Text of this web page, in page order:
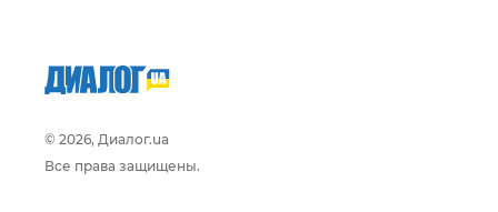
© 2026, Диалог.ua
Все права защищены.